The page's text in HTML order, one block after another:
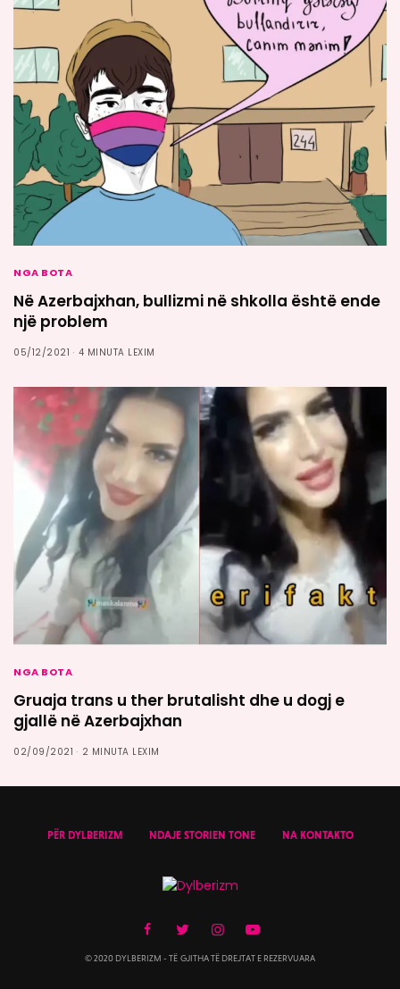
NGA BOTA
Në Azerbajxhan, bullizmi në shkolla është ende
një problem
05/12/2021 4 MINUTA LEXIM
NGA BOTA
Gruaja trans u ther brutalisht dhe u dogj e
gjallë në Azerbajxhan
02/09/2021 2 MINUTA LEXIM
PËR DYLBERIZM NDAJE STORIEN TONE NA KONTAKTO
© 2020 DYLBERIZM - TË GJITHA TË DREJTAT E REZERVUARA